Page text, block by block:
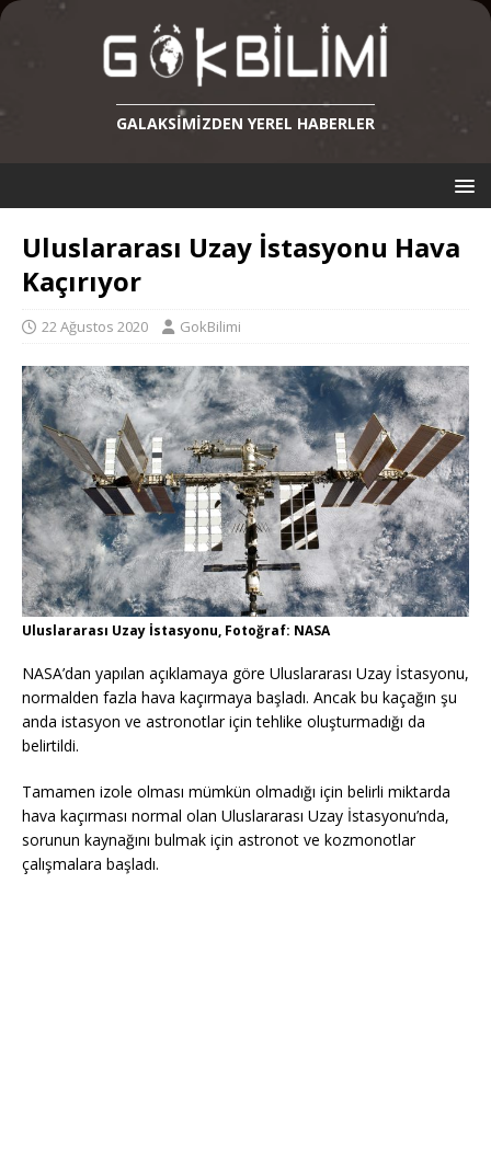
GALAKSIMIZDEN YEREL HABERLER
Uluslararası Uzay İstasyonu Hava
Kaçırıyor
22 Ağustos 2020 GokBilimi
Uluslararası Uzay İstasyonu, Fotoğraf: NASA
NASA’dan yapılan açıklamaya göre Uluslararası Uzay İstasyonu,
normalden fazla hava kaçırmaya başladı. Ancak bu kaçağın şu
anda istasyon ve astronotlar için tehlike oluşturmadığı da
belirtildi.
Tamamen izole olması mümkün olmadığı için belirli miktarda
hava kaçırması normal olan Uluslararası Uzay İstasyonu’nda,
sorunun kaynağını bulmak için astronot ve kozmonotlar
çalışmalara başladı.